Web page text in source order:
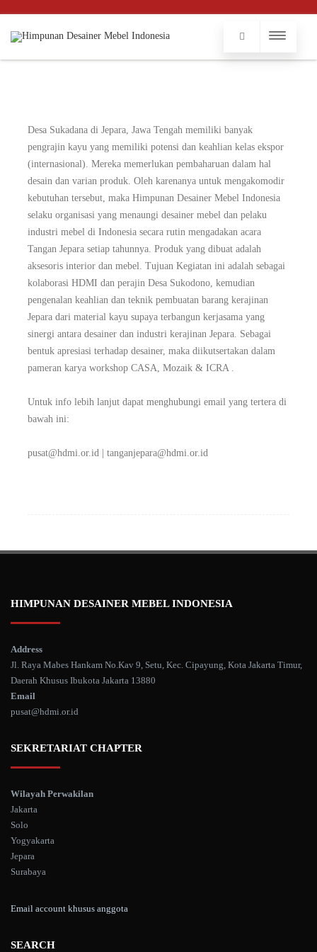
Desa Sukadana di Jepara, Jawa Tengah memiliki banyak
pengrajin kayu yang memiliki potensi dan keahlian kelas ekspor
(internasional). Mereka memerlukan pembaharuan dalam hal
desain dan varian produk. Oleh karenanya untuk mengakomodir
kebutuhan tersebut, maka Himpunan Desainer Mebel Indonesia
selaku organisasi yang menaungi desainer mebel dan pelaku
industri mebel di Indonesia secara rutin mengadakan acara
Tangan Jepara setiap tahunnya. Produk yang dibuat adalah
aksesoris interior dan mebel. Tujuan Kegiatan ini adalah sebagai
kolaborasi HDMI dan perajin Desa Sukodono, kemudian
pengenalan keahlian dan teknik pembuatan barang kerajinan
Jepara dari material kayu supaya terbangun kerjasama yang
sinergi antara desainer dan industri kerajinan Jepara. Sebagai
bentuk apresiasi terhadap desainer, maka diikutsertakan dalam
pameran karya workshop CASA, Mozaik & ICRA .
Untuk info lebih lanjut dapat menghubungi email yang tertera di
bawah ini:
pusat@hdmi.or.id | tanganjepara@hdmi.or.id
HIMPUNAN DESAINER MEBEL INDONESIA
Address
Jl. Raya Mabes Hankam No.Kav 9, Setu, Kec. Cipayung, Kota Jakarta Timur,
Daerah Khusus Ibukota Jakarta 13880
Email
pusat@hdmi.or.id
SEKRETARIAT CHAPTER
Wilayah Perwakilan
Jakarta
Solo
Yogyakarta
Jepara
Surabaya
Email account khusus anggota
SEARCH